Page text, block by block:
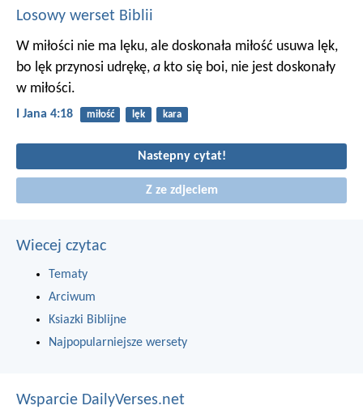
Losowy werset Biblii
W miłości nie ma lęku, ale doskonała miłość usuwa lęk,
bo lęk przynosi udrękę, a kto się boi, nie jest doskonały
w miłości.
I Jana 4:18 miłość lęk kara
Nastepny cytat!
Z ze zdjeciem
Wiecej czytac
Tematy
Arciwum
Ksiazki Biblijne
Najpopularniejsze wersety
Wsparcie DailyVerses.net